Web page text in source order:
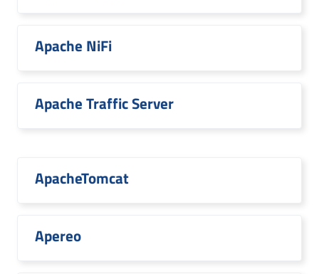
Apache NiFi
Apache Traffic Server
ApacheTomcat
Apereo